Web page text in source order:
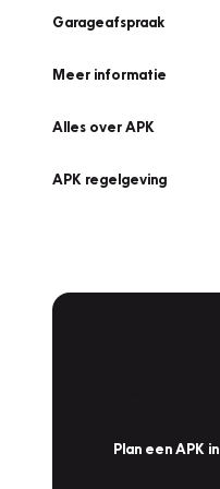
Garageafspraak
Meer informatie
Alles over APK
APK regelgeving
Plan een APK in